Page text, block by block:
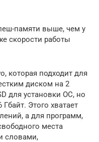
памяти выше, чем у
скорости работы
которая подходит для
диском на 2
для установки ОС, но
Этого хватает
а для программ,
места
словами,